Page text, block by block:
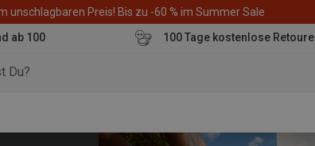
unschlagbaren Preis! Bis zu -60 % im Summer Sale
ab 100
100 Tage kostenlose Retoure